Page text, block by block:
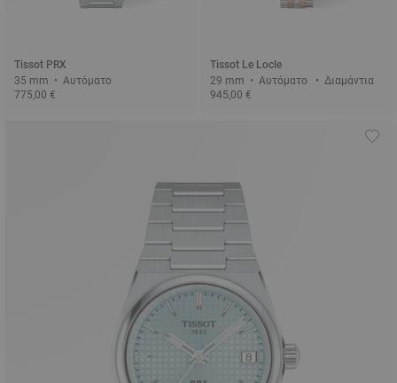
Tissot PRX
35 mm • Αυτόματο
775,00 €
Tissot Le Locle
29 mm • Αυτόματο • Διαμάντια
945,00 €